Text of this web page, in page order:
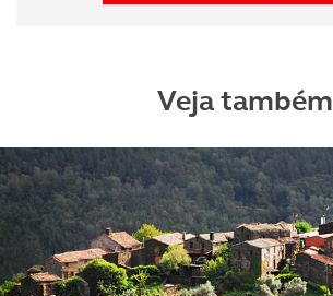
Veja também